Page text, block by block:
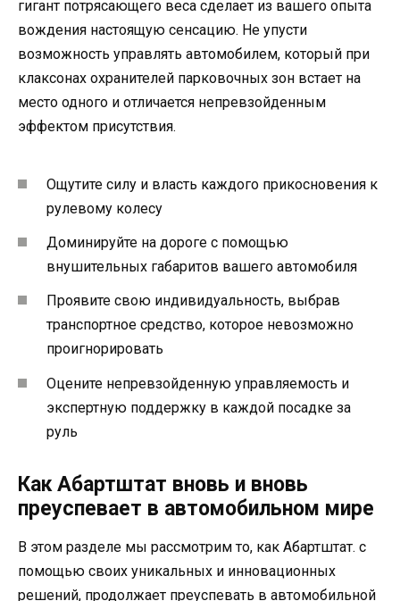
гигант потрясающего веса сделает из вашего опыта
вождения настоящую сенсацию. Не упусти
возможность управлять автомобилем, который при
клаксонах охранителей парковочных зон встает на
место одного и отличается непревзойденным
эффектом присутствия.
Ощутите силу и власть каждого прикосновения к
рулевому колесу
Доминируйте на дороге с помощью
внушительных габаритов вашего автомобиля
Проявите свою индивидуальность, выбрав
транспортное средство, которое невозможно
проигнорировать
Оцените непревзойденную управляемость и
экспертную поддержку в каждой посадке за
руль
Как Абартштат вновь и вновь
преуспевает в автомобильном мире
В этом разделе мы рассмотрим то, как Абартштат. с
помощью своих уникальных и инновационных
решений, продолжает преуспевать в автомобильной